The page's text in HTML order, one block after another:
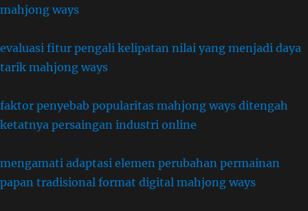
mahjong ways
evaluasi fitur pengali kelipatan nilai yang menjadi daya
tarik mahjong ways
faktor penyebab popularitas mahjong ways ditengah
ketatnya persaingan industri online
mengamati adaptasi elemen perubahan permainan
papan tradisional format digital mahjong ways